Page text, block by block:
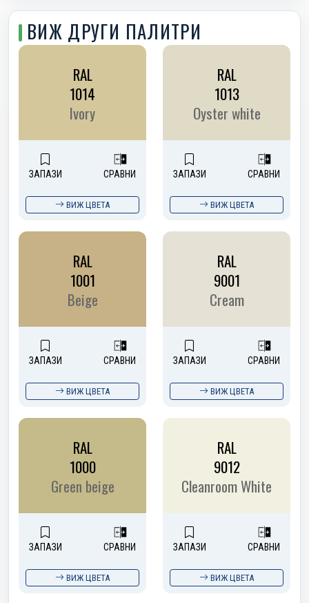
ВИЖ ДРУГИ ПАЛИТРИ
RAL
1014
Ivory
ЗАПАЗИ СРАВНИ
ВИЖ ЦВЕТА
RAL
1013
Oyster white
ЗАПАЗИ СРАВНИ
ВИЖ ЦВЕТА
RAL
1001
Beige
ЗАПАЗИ СРАВНИ
ВИЖ ЦВЕТА
RAL
9001
Cream
ЗАПАЗИ СРАВНИ
ВИЖ ЦВЕТА
RAL
1000
Green beige
ЗАПАЗИ СРАВНИ
ВИЖ ЦВЕТА
RAL
9012
Cleanroom White
ЗАПАЗИ СРАВНИ
ВИЖ ЦВЕТА